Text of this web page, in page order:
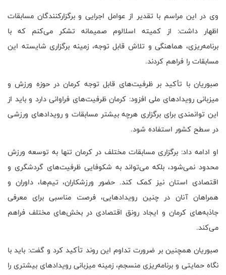
وی در این مراسم با تقدیر از عوامل اجرایی و برگزارکنندگان مسابقات
اظهار داشت: از کمیته اسلالوم صمیمانه تشکر می‌کنم که با
برنامه‌ریزی، هماهنگی و تلاش قابل توجه، زمینه برگزاری شایسته این
مسابقات را فراهم کردند.
صبوریان با تأکید بر ظرفیت‌های قابل توجه کرمان در حوزه ورزش و
میزبانی رویدادهای ملی افزود: کرمان ظرفیت‌های فراوانی دارد و باید از
این توانمندی برای برگزاری هرچه بیشتر مسابقات و رویدادهای ورزشی
در سطح کشور استفاده شود.
او ادامه داد: برگزاری مسابقات مختلف در کرمان تنها به توسعه ورزش
محدود نمی‌شود، بلکه می‌تواند به شکوفایی ظرفیت‌های گردشگری و
اقتصادی استان نیز کمک کند. حضور ورزشکاران، تیم‌ها، داوران و
همراهان آنان در چنین رویدادهایی، فرصت مناسبی برای معرفی
جاذبه‌های کرمان و ایجاد رونق اقتصادی در بخش‌های مختلف فراهم
می‌کند.
صبوریان همچنین بر ضرورت تداوم این روند تأکید کرد و گفت: باید با
نگاه حمایتی و برنامه‌ریزی منسجم، زمینه میزبانی رویدادهای بیشتری را